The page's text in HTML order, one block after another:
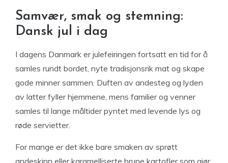
Samvær, smak og stemning:
Dansk jul i dag
I dagens Danmark er julefeiringen fortsatt en tid for å
samles rundt bordet, nyte tradisjonsrik mat og skape
gode minner sammen. Duften av andesteg og lyden
av latter fyller hjemmene, mens familier og venner
samles til lange måltider pyntet med levende lys og
røde servietter.
For mange er det ikke bare smaken av sprøtt
andeskinn eller karamelliserte brune kartofler som gjør